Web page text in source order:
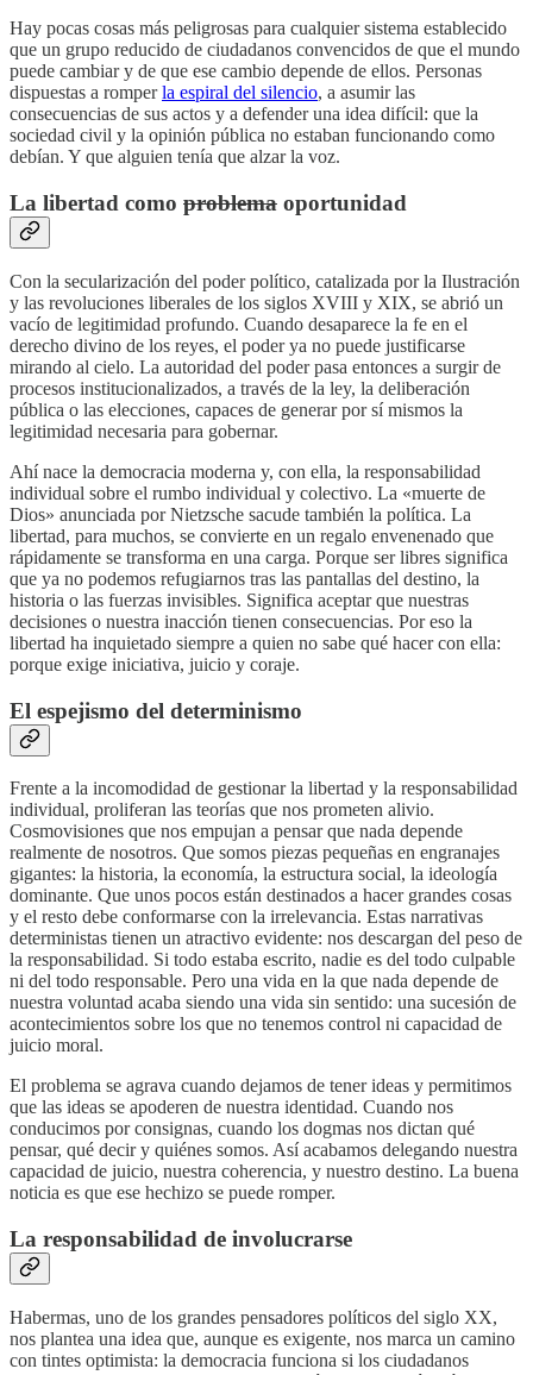
Hay pocas cosas más peligrosas para cualquier sistema establecido
que un grupo reducido de ciudadanos convencidos de que el mundo
puede cambiar y de que ese cambio depende de ellos. Personas
dispuestas a romperla espiral del silencio, a asumir las
consecuencias de sus actos y a defender una idea difícil: que la
sociedad civil y la opinión pública no estaban funcionando como
debían. Y que alguien tenía que alzar la voz.
La libertad como problema oportunidad
Con la secularización del poder político, catalizada por la Ilustración
y las revoluciones liberales de los siglos XVIII y XIX, se abrió un
vacío de legitimidad profundo. Cuando desaparece la fe en el
derecho divino de los reyes, el poder ya no puede justificarse
mirando al cielo. La autoridad del poder pasa entonces a surgir de
procesos institucionalizados, a través de la ley, la deliberación
pública o las elecciones, capaces de generar por sí mismos la
legitimidad necesaria para gobernar.
Ahí nace la democracia moderna y, con ella, la responsabilidad
individual sobre el rumbo individual y colectivo. La «muerte de
Dios» anunciada por Nietzsche sacude también la política. La
libertad, para muchos, se convierte en un regalo envenenado que
rápidamente se transforma en una carga. Porque ser libres significa
que ya no podemos refugiarnos tras las pantallas del destino, la
historia o las fuerzas invisibles. Significa aceptar que nuestras
decisiones o nuestra inacción tienen consecuencias. Por eso la
libertad ha inquietado siempre a quien no sabe qué hacer con ella:
porque exige iniciativa, juicio y coraje.
El espejismo del determinismo
Frente a la incomodidad de gestionar la libertad y la responsabilidad
individual, proliferan las teorías que nos prometen alivio.
Cosmovisiones que nos empujan a pensar que nada depende
realmente de nosotros. Que somos piezas pequeñas en engranajes
gigantes: la historia, la economía, la estructura social, la ideología
dominante. Que unos pocos están destinados a hacer grandes cosas
y el resto debe conformarse con la irrelevancia. Estas narrativas
deterministas tienen un atractivo evidente: nos descargan del peso de
la responsabilidad. Si todo estaba escrito, nadie es del todo culpable
ni del todo responsable. Pero una vida en la que nada depende de
nuestra voluntad acaba siendo una vida sin sentido: una sucesión de
acontecimientos sobre los que no tenemos control ni capacidad de
juicio moral.
El problema se agrava cuando dejamos de tener ideas y permitimos
que las ideas se apoderen de nuestra identidad. Cuando nos
conducimos por consignas, cuando los dogmas nos dictan qué
pensar, qué decir y quiénes somos. Así acabamos delegando nuestra
capacidad de juicio, nuestra coherencia, y nuestro destino. La buena
noticia es que ese hechizo se puede romper.
La responsabilidad de involucrarse
Habermas, uno de los grandes pensadores políticos del siglo XX,
nos plantea una idea que, aunque es exigente, nos marca un camino
con tintes optimista: la democracia funciona si los ciudadanos